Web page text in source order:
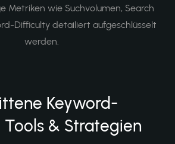
Metriken wie Suchvolumen, Search
Difficulty detailiert aufgeschlüsselt
werden.
Keyword-
Tools & Strategien